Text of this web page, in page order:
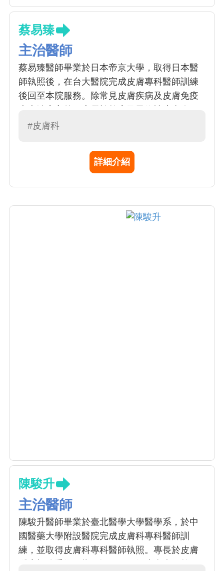
蔡易臻
主治醫師
蔡易臻醫師畢業於日本帝京大學，取得日本醫
師執照後，在台大醫院完成皮膚專科醫師訓練
後回至本院服務。除常見皮膚疾病及皮膚免疫
包含傳統藥物、照光及最新之生物製劑治療。
包括：痘疤整型、雷射除痣除斑（溶脂、磨
皮、美白淨膚）、微血管擴張及血管瘤雷射、
#皮膚科
詳細介紹
陳駿升
主治醫師
陳駿升醫師畢業於臺北醫學大學醫學系，於中
國醫藥大學附設醫院完成皮膚科專科醫師訓
練，並取得皮膚科專科醫師執照。專長於皮膚